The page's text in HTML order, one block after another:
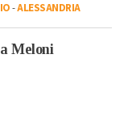
-ALESSANDRIA
Meloni